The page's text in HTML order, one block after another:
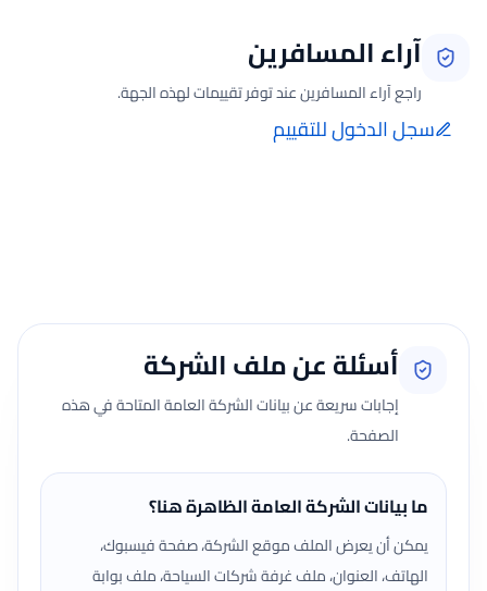
آراء المسافرين
راجع آراء المسافرين عند توفر تقييمات لهذه الجهة.
سجل الدخول للتقييم
أسئلة عن ملف الشركة
إجابات سريعة عن بيانات الشركة العامة المتاحة في هذه
الصفحة.
ما بيانات الشركة العامة الظاهرة هنا؟
يمكن أن يعرض الملف موقع الشركة، صفحة فيسبوك،
الهاتف، العنوان، ملف غرفة شركات السياحة، ملف بوابة